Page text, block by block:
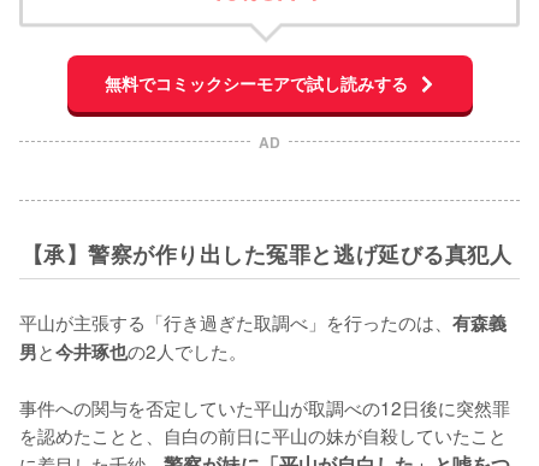
無料でコミックシーモアで試し読みする
AD
【承】警察が作り出した冤罪と逃げ延びる真犯人
平山が主張する「行き過ぎた取調べ」を行ったのは、 有森義
男と今井琢也の2人でした。
事件への関与を否定していた平山が取調べの12日後に突然罪
を認めたことと、自白の前日に平山の妹が自殺していたこと